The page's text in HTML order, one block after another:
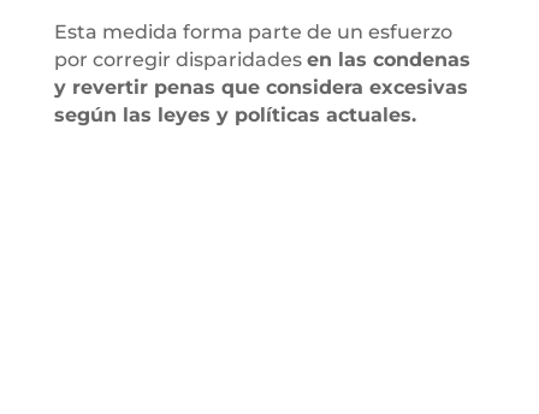
Esta medida forma parte de un esfuerzo
por corregir disparidades en las condenas
y revertir penas que considera excesivas
según las leyes y políticas actuales.